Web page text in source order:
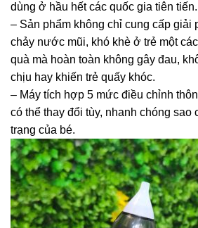
dùng ở hầu hết các quốc gia tiên tiến.
– Sản phẩm không chỉ cung cấp giải
chảy nước mũi, khó khè ở trẻ một
quà mà hoàn toàn không gây đau,
chịu hay khiến trẻ quấy khóc.
– Máy tích hợp 5 mức điều chỉnh
có thể thay đổi tùy, nhanh chóng sao
trạng của bé.